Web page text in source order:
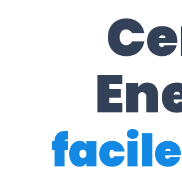
facile